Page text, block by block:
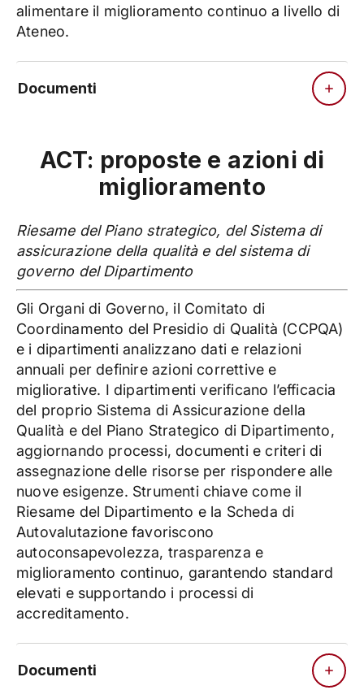
alimentare il miglioramento continuo a livello di
Ateneo.
Documenti
ACT: proposte e azioni di
miglioramento
Riesame del Piano strategico, del Sistema di
assicurazione della qualità e del sistema di
governo del Dipartimento
Gli Organi di Governo, il Comitato di
Coordinamento del Presidio di Qualità (CCPQA)
e i dipartimenti analizzano dati e relazioni
annuali per definire azioni correttive e
migliorative. I dipartimenti verificano l’efficacia
del proprio Sistema di Assicurazione della
Qualità e del Piano Strategico di Dipartimento,
aggiornando processi, documenti e criteri di
assegnazione delle risorse per rispondere alle
nuove esigenze. Strumenti chiave come il
Riesame del Dipartimento e la Scheda di
Autovalutazione favoriscono
autoconsapevolezza, trasparenza e
miglioramento continuo, garantendo standard
elevati e supportando i processi di
accreditamento.
Documenti